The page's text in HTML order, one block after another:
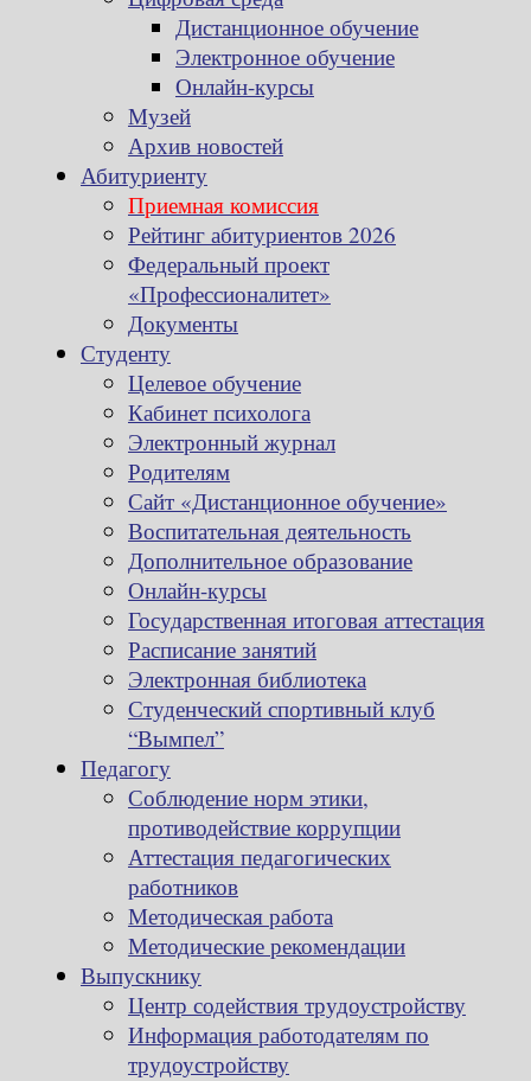
Дистанционное обучение
Электронное обучение
Онлайн-курсы
Музей
Архив новостей
Абитуриенту
Приемная комиссия
Рейтинг абитуриентов 2026
Федеральный проект
«Профессионалитет»
Документы
Студенту
Целевое обучение
Кабинет психолога
Электронный журнал
Родителям
Сайт «Дистанционное обучение»
Воспитательная деятельность
Дополнительное образование
Онлайн-курсы
Государственная итоговая аттестация
Расписание занятий
Электронная библиотека
Студенческий спортивный клуб
“Вымпел”
Педагогу
Соблюдение норм этики,
противодействие коррупции
Аттестация педагогических
работников
Методическая работа
Методические рекомендации
Выпускнику
Центр содействия трудоустройству
Информация работодателям по
трудоустройству